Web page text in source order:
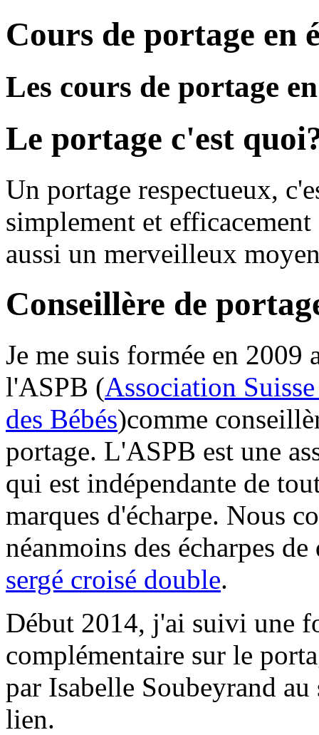
Cours de portage en
Les cours de portage
Le portage c'est
Un portage respectueux,
simplement et
aussi un merveilleux
Conseillère de
Je me suis formée en 2009
l'ASPB (Association
des Bébés)comme
portage. L'ASPB est une
qui est indépendante de
marques d'écharpe. Nous
néanmoins des écharpes
sergé croisé double.
Début 2014, j'ai suivi une
complémentaire sur le
par Isabelle Soubeyrand
lien.